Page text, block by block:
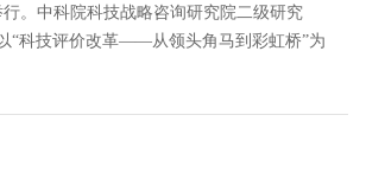
。中科院科技战略咨询研究院二级研究
“科技评价改革——从领头角马到彩虹桥”为